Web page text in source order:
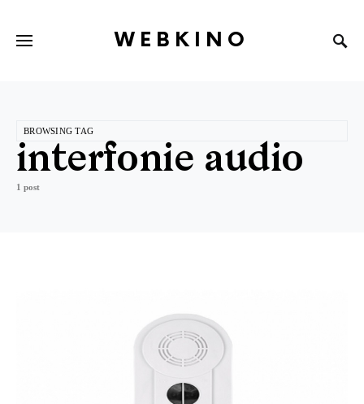
WEBKINO
BROWSING TAG
interfonie audio
1 post